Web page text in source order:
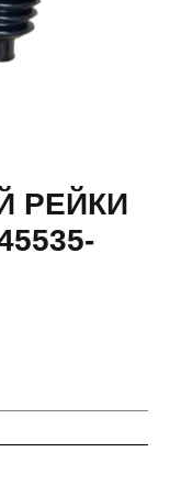
РЕЙКИ